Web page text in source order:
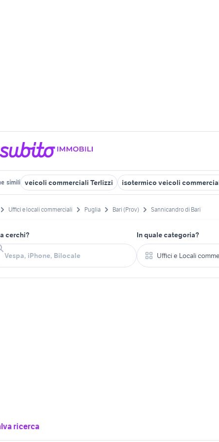
simili veicoli commerciali Terlizzi isotermico veicoli
Uffici e locali commerciali Puglia Bari (Prov) Sannicandro di Bari
cerchi? In quale categoria?
Uffici e Locali
ricerca